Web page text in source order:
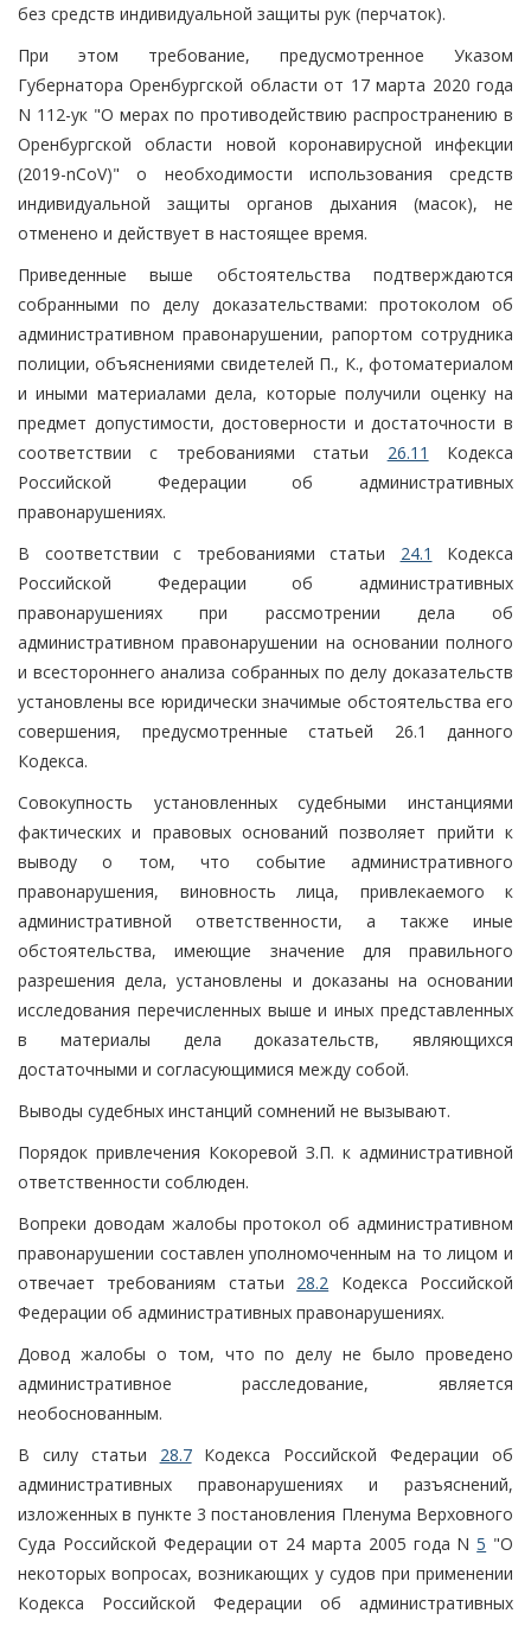
без средств индивидуальной защиты рук (перчаток).
При этом требование, предусмотренное Указом
Губернатора Оренбургской области от 17 марта 2020 года
N 112-ук "О мерах по противодействию распространению в
Оренбургской области новой коронавирусной инфекции
(2019-nCoV)" о необходимости использования средств
индивидуальной защиты органов дыхания (масок), не
отменено и действует в настоящее время.
Приведенные выше обстоятельства подтверждаются
собранными по делу доказательствами: протоколом об
административном правонарушении, рапортом сотрудника
полиции, объяснениями свидетелей П., К., фотоматериалом
и иными материалами дела, которые получили оценку на
предмет допустимости, достоверности и достаточности в
соответствии с требованиями статьи 26.11
Кодекса
Российской Федерации об административных
правонарушениях.
В соответствии с требованиями статьи 24.1
Кодекса
Российской Федерации об административных
правонарушениях при рассмотрении дела об
административном правонарушении на основании полного
и всестороннего анализа собранных по делу доказательств
установлены все юридически значимые обстоятельства его
совершения, предусмотренные статьей 26.1 данного
Кодекса.
Совокупность установленных судебными инстанциями
фактических и правовых оснований позволяет прийти к
выводу о том, что событие административного
правонарушения, виновность лица, привлекаемого к
административной ответственности, а также иные
обстоятельства, имеющие значение для правильного
разрешения дела, установлены и доказаны на основании
исследования перечисленных выше и иных представленных
в материалы дела доказательств, являющихся
достаточными и согласующимися между собой.
Выводы судебных инстанций сомнений не вызывают.
Порядок привлечения Кокоревой З.П. к административной
ответственности соблюден.
Вопреки доводам жалобы протокол об административном
правонарушении составлен уполномоченным на то лицом и
отвечает требованиям статьи 28.2 Кодекса Российской
Федерации об административных правонарушениях.
Довод жалобы о том, что по делу не было проведено
административное расследование, является
необоснованным.
В силу статьи 28.7Кодекса Российской Федерации об
административных правонарушениях и разъяснений,
изложенных в пункте 3 постановления Пленума Верховного
Суда Российской Федерации от 24 марта 2005 года N5 "О
некоторых вопросах, возникающих у судов при применении
Кодекса Российской Федерации об административных